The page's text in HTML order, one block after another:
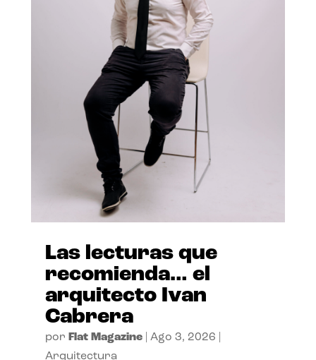
Las lecturas que
recomienda… el
arquitecto Ivan
Cabrera
por Flat Magazine| Ago 3, 2026
Arquitectura